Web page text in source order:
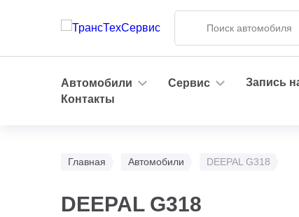
Автомобили Сервис Запись
Контакты
Главная Автомобили DEEPAL G318
DEEPAL G318